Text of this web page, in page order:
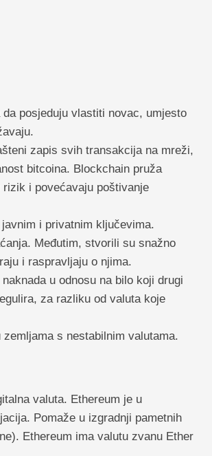
posjeduju vlastiti novac, umjesto
zapis svih transakcija na mreži,
bitcoina. Blockchain pruža
i povećavaju poštivanje
i privatnim ključevima.
Međutim, stvorili su snažno
i raspravljaju o njima.
u odnosu na bilo koji drugi
za razliku od valuta koje
s nestabilnim valutama.
valuta. Ethereum je u
Pomaže u izgradnji pametnih
Ethereum ima valutu zvanu Ether